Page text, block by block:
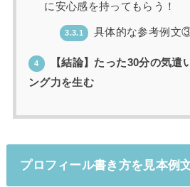
に安心感を持ってもらう！
3.3.1 具体的な参考例文
4
【結論】たった30分の気遣
ング力を生む
プロフィール書き方を見本例